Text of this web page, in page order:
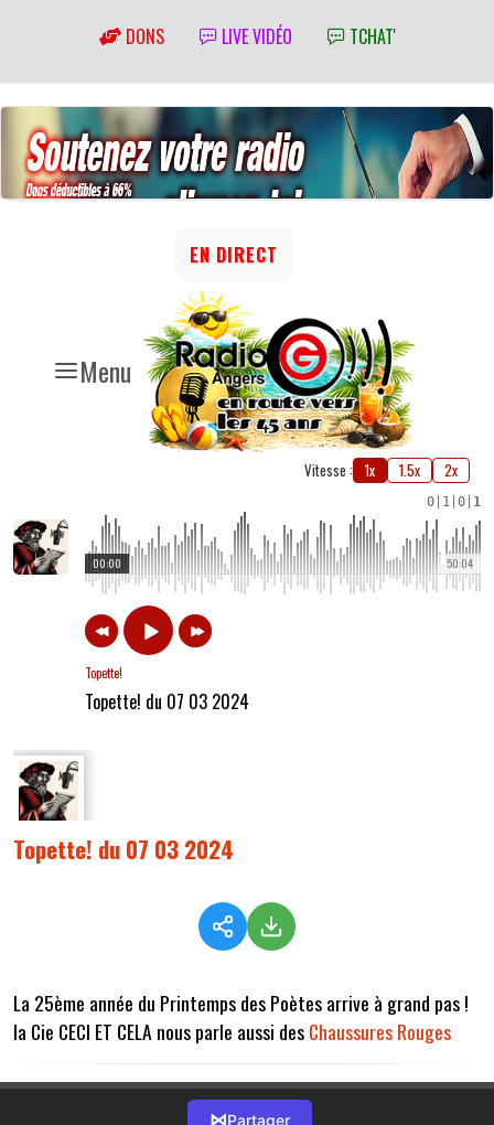
DONS LIVE VIDÉO TCHAT'
Menu
EN DIRECT
Vitesse : 1x 1.5x 2x
0 1 0 1
50:04
00:00
Topette!
Topette! du 07 03 2024
Topette! du 07 03 2024
La 25ème année du Printemps des Poètes arrive à grand pas !
la Cie CECI ET CELA nous parle aussi desChaussures Rouges
⋈Partager